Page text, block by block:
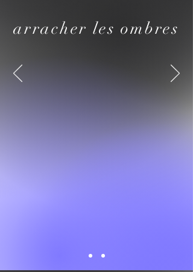
arracher les ombres